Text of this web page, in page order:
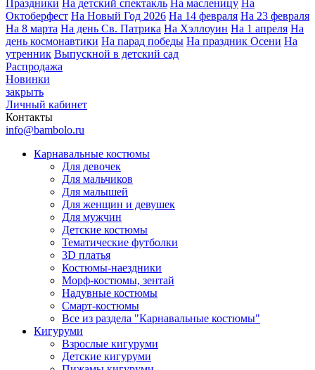
Праздники На детский спектакль На масленицу На
Октоберфест На Новый Год 2026 На 14 февраля На 23 февраля
На 8 марта На день Св. Патрика На Хэллоуин На 1 апреля На
день космонавтики На парад победы На праздник Осени На
утренник Выпускной в детский сад
Распродажа
Новинки
закрыть
Личный кабинет
Контакты
info@bambolo.ru
Карнавальные костюмы
Для девочек
Для мальчиков
Для малышей
Для женщин и девушек
Для мужчин
Детские костюмы
Тематические футболки
3D платья
Костюмы-наездники
Морф-костюмы, зентай
Надувные костюмы
Смарт-костюмы
Все из раздела "Карнавальные костюмы"
Кигуруми
Взрослые кигуруми
Детские кигуруми